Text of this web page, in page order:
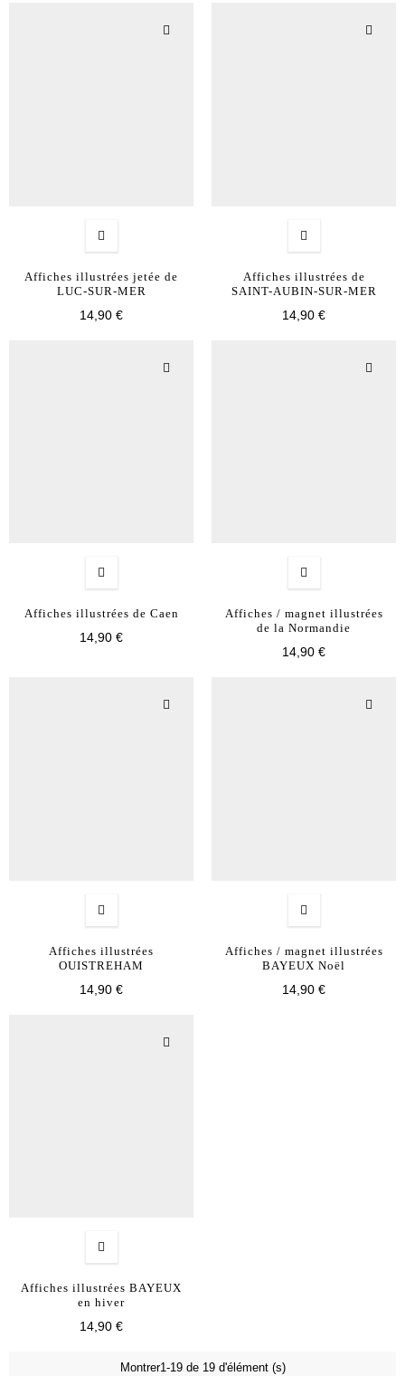
Affiches illustrées jetée de
LUC-SUR-MER
14,90 €
Affiches illustrées de
SAINT-AUBIN-SUR-MER
14,90 €
Affiches illustrées de Caen
14,90 €
Affiches / magnet illustrées
de la Normandie
14,90 €
Affiches illustrées
OUISTREHAM
14,90 €
Affiches / magnet illustrées
BAYEUX Noël
14,90 €
Affiches illustrées BAYEUX
en hiver
14,90 €
Montrer1-19 de 19 d'élément (s)